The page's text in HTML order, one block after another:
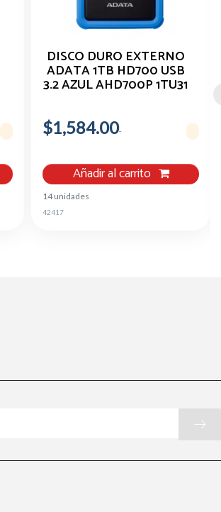
DISCO DURO EXTERNO
ADATA 1TB HD700 USB
3.2 AZUL AHD700P 1TU31
$1,584.00
Añadir al carrito
14 unidades
42417